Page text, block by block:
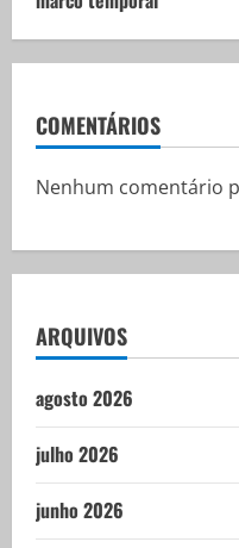
COMENTÁRIOS
Nenhum comentário
ARQUIVOS
agosto 2026
julho 2026
junho 2026